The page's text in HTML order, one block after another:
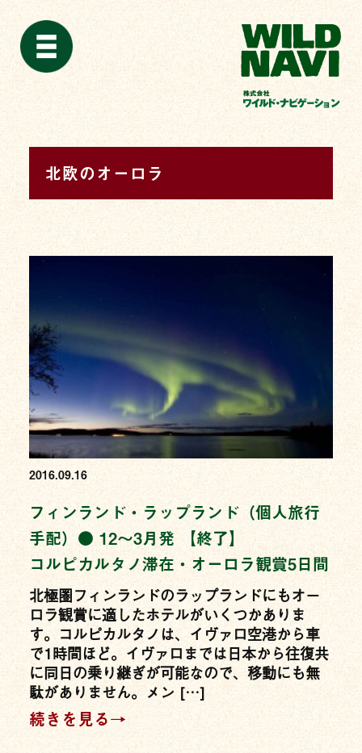
北欧のオーロラ
2016.09.16
フィンランド・ラップランド（個人旅行
手配）● 12〜3月発 【終了】
コルピカルタノ滞在・オーロラ観賞5日間
北極圏フィンランドのラップランドにもオー
ロラ観賞に適したホテルがいくつかありま
す。コルピカルタノは、イヴァロ空港から車
で1時間ほど。イヴァロまでは日本から往復共
に同日の乗り継ぎが可能なので、移動にも無
駄がありません。メン […]
続きを見る→